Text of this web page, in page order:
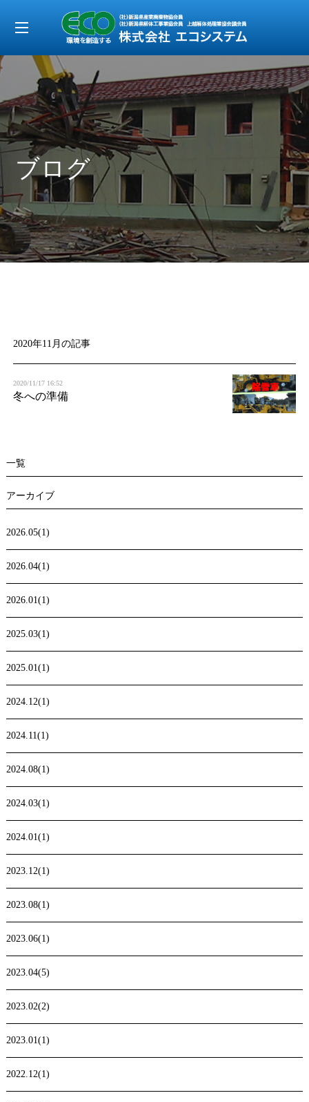
ブログ
2020年11月の記事
2020/11/17 16:52
冬への準備
一覧
アーカイブ
2026.05(1)
2026.04(1)
2026.01(1)
2025.03(1)
2025.01(1)
2024.12(1)
2024.11(1)
2024.08(1)
2024.03(1)
2024.01(1)
2023.12(1)
2023.08(1)
2023.06(1)
2023.04(5)
2023.02(2)
2023.01(1)
2022.12(1)
t
g
l
n
a
v
i
i
o
n